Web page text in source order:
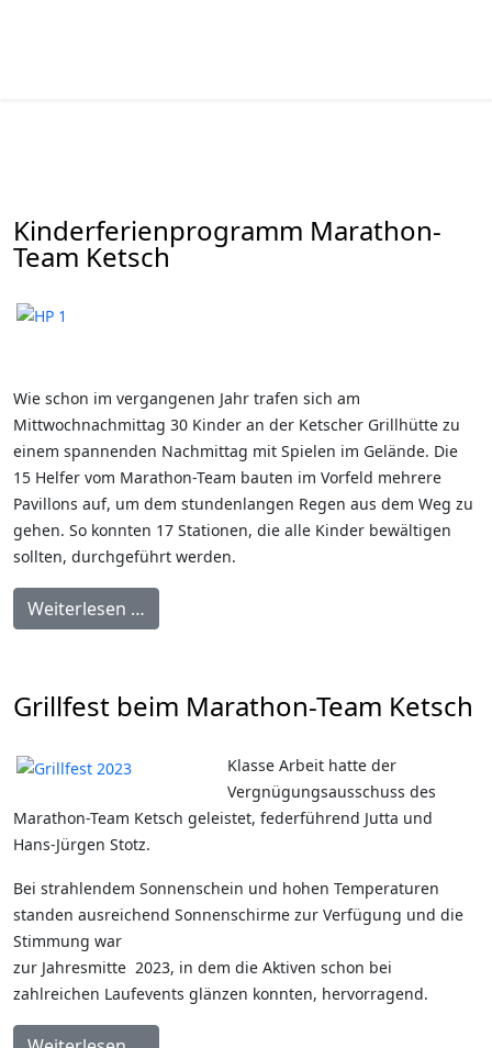
Kinderferienprogramm Marathon-
Team Ketsch
Wie schon im vergangenen Jahr trafen sich am
Mittwochnachmittag 30 Kinder an der Ketscher Grillhütte zu
einem spannenden Nachmittag mit Spielen im Gelände. Die
15 Helfer vom Marathon-Team bauten im Vorfeld mehrere
Pavillons auf, um dem stundenlangen Regen aus dem Weg zu
gehen. So konnten 17 Stationen, die alle Kinder bewältigen
sollten, durchgeführt werden.
Weiterlesen …
Grillfest beim Marathon-Team Ketsch
Klasse Arbeit hatte der
Vergnügungsausschuss des
Marathon-Team Ketsch geleistet, federführend Jutta und
Hans-Jürgen Stotz.
Bei strahlendem Sonnenschein und hohen Temperaturen
standen ausreichend Sonnenschirme zur Verfügung und die
Stimmung war
zur Jahresmitte 2023, in dem die Aktiven schon bei
zahlreichen Laufevents glänzen konnten, hervorragend.